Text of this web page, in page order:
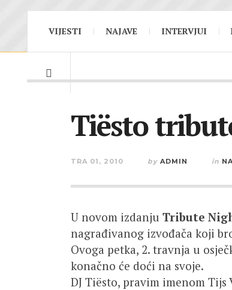
VIJESTI NAJAVE INTERVJUI
Tiësto
TRA 01, 2010 by ADMIN in
U novom izdanju Tribute
nagrađivanog izvođača koji
Ovoga petka, 2. travnja u
konačno će doći na svoje.
DJ Tiësto, pravim imenom Tijs